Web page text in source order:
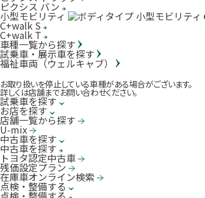
ピクシス バン
小型モビリティ
C+walk S
C+walk T
車種一覧から探す
試乗車・展示車を探す
福祉車両（ウェルキャブ）
お取り扱いを停止している車種がある場合がございます。
詳しくは店舗までお問い合わせください。
試乗車を探す
お店を探す
店舗一覧から探す
U-mix
中古車を探す
中古車を探す
トヨタ認定中古車
残価設定プラン
在庫車オンライン検索
点検・整備する